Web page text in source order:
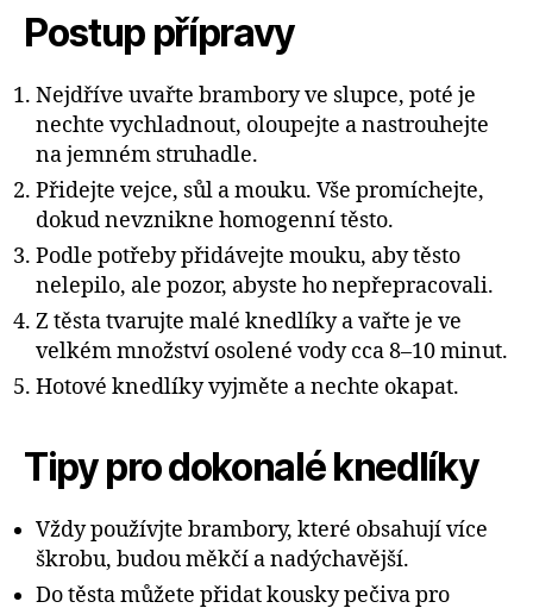
Postup přípravy
Nejdříve uvařte brambory ve slupce, poté je
nechte vychladnout, oloupejte a nastrouhejte
na jemném struhadle.
Přidejte vejce, sůl a mouku. Vše promíchejte,
dokud nevznikne homogenní těsto.
Podle potřeby přidávejte mouku, aby těsto
nelepilo, ale pozor, abyste ho nepřepracovali.
Z těsta tvarujte malé knedlíky a vařte je ve
velkém množství osolené vody cca 8–10 minut.
Hotové knedlíky vyjměte a nechte okapat.
Tipy pro dokonalé knedlíky
Vždy používjte brambory, které obsahují více
škrobu, budou měkčí a nadýchavější.
Do těsta můžete přidat kousky pečiva pro